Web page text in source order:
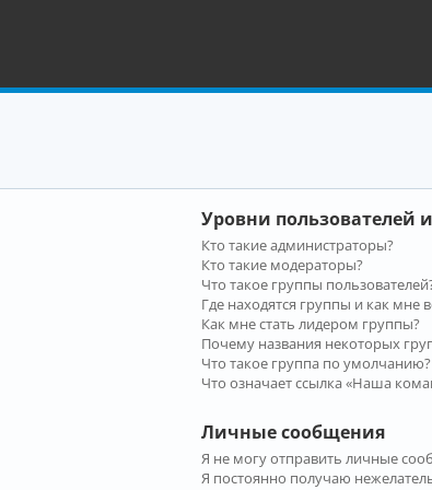
Уровни пользователей
Кто такие администраторы?
Кто такие модераторы?
Что такое группы
Где находятся группы и как мне
Как мне стать лидером группы?
Почему названия некоторых
Что такое группа по умолчанию?
Что означает ссылка «Наша
Личные сообщения
Я не могу отправить личные
Я постоянно получаю